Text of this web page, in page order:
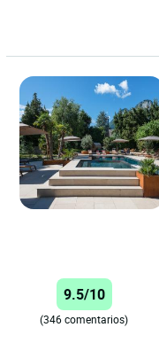
9.5/10
(346 comentarios)